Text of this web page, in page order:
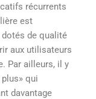
récurrents
est
de qualité
aux utilisateurs
Par ailleurs, il y
qui
davantage